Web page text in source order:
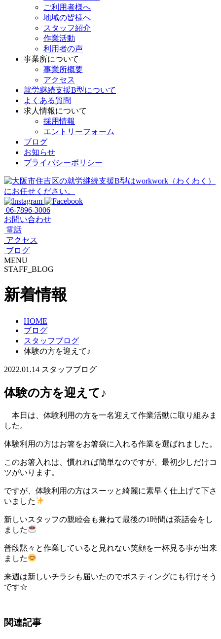
ご利用者様へ
地域の皆様へ
スタッフ紹介
作業活動
利用者の声
事業所について
事業所概要
アクセス
就労継続支援B型について
よくある質問
求人情報について
採用情報
エントリーフォーム
ブログ
お知らせ
プライバシーポリシー
06-7896-3006
お問い合わせ
電話
アクセス
ブログ
MENU
STAFF_BLOG
新着情報
HOME
ブログ
スタッフブログ
体験の方を迎えて♪
2022.01.14 スタッフブログ
体験の方を迎えて♪
本日は、体験利用の方を一名迎えて作業活動に取り組みま
した。
体験利用の方はお箸をお箸袋に入れる作業を選ばれました。
このお箸入れは、慣れれば簡単なのですが、最初少しだけコ
ツがいります。
ですが、体験利用の方はスーッと綺麗に素早く仕上げて下さ
いました
新しいスタッフの親睦会も兼ねて最後の1時間は茶話会をし
ました
普段黙々と作業していると見れない笑顔を一杯見る事が出来
ました
来週は新しいチラシも届いたのでポスティングにも行けそう
です☆
関連記事